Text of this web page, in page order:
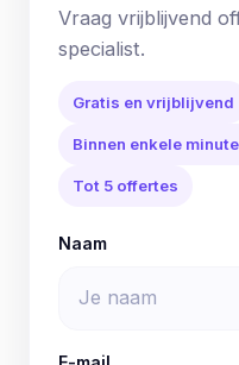
Vraag vrijblijvend
specialist.
Gratis en vrijblijvend
Binnen enkele
Tot 5 offertes
Naam